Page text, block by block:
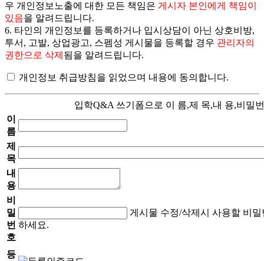
우 개인정보노출에 대한 모든 책임은 게시자 본인에게 책임이
있음을 알려드립니다.
6. 타인의 개인정보를 등록하거나 입시상담이 아닌 상호비방,
투서, 고발, 상업광고, 스펨성 게시물을 등록할 경우 관리자의
권한으로 삭제 됨을 알려드립니다.
개인정보 취급방침을 읽었으며 내용에 동의합니다.
입학Q&A 쓰기폼으로 이 름,제 목,내 용,비밀
이
름
제
목
내
용
비
밀
번
호
게시물 수정/삭제시 사용할 비
하세요.
등